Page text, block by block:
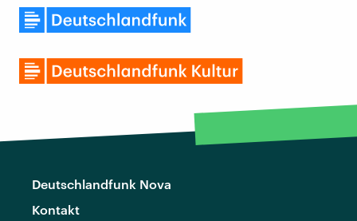
Deutschlandfunk Nova
Kontakt